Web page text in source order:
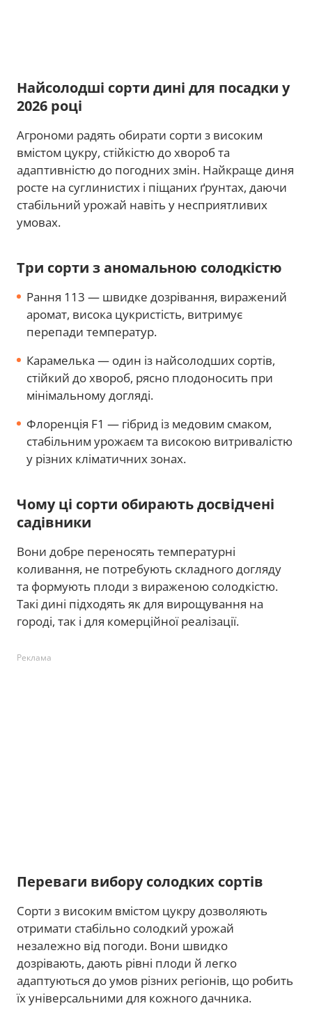
Найсолодші сорти дині для посадки у
2026 році
Агрономи радять обирати сорти з високим
вмістом цукру, стійкістю до хвороб та
адаптивністю до погодних змін. Найкраще диня
росте на суглинистих і піщаних ґрунтах, даючи
стабільний урожай навіть у несприятливих
умовах.
Три сорти з аномальною солодкістю
Рання 113 — швидке дозрівання, виражений
аромат, висока цукристість, витримує
перепади температур.
Карамелька — один із найсолодших сортів,
стійкий до хвороб, рясно плодоносить при
мінімальному догляді.
Флоренція F1 — гібрид із медовим смаком,
стабільним урожаєм та високою витривалістю
у різних кліматичних зонах.
Чому ці сорти обирають досвідчені
садівники
Вони добре переносять температурні
коливання, не потребують складного догляду
та формують плоди з вираженою солодкістю.
Такі дині підходять як для вирощування на
городі, так і для комерційної реалізації.
Реклама
Переваги вибору солодких сортів
Сорти з високим вмістом цукру дозволяють
отримати стабільно солодкий урожай
незалежно від погоди. Вони швидко
дозрівають, дають рівні плоди й легко
адаптуються до умов різних регіонів, що робить
їх універсальними для кожного дачника.